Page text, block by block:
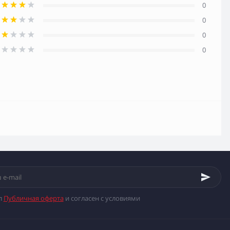
0
0
0
0
Публичная офертаи согласен с условиями